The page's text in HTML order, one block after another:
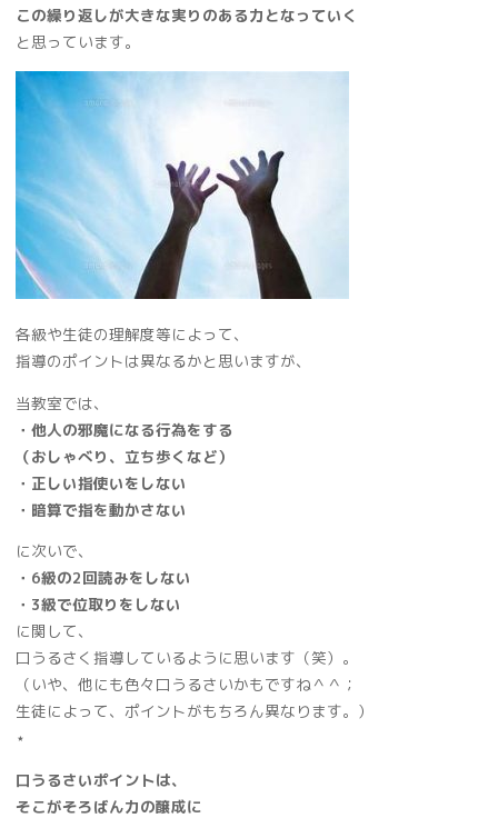
この繰り返しが大きな実りのある力となっていく
と思っています。
各級や生徒の理解度等によって、
指導のポイントは異なるかと思いますが、
当教室では、
・他人の邪魔になる行為をする
（おしゃべり、立ち歩くなど）
・正しい指使いをしない
・暗算で指を動かさない
に次いで、
・6級の2回読みをしない
・3級で位取りをしない
に関して、
口うるさく指導しているように思います（笑）。
（いや、他にも色々口うるさいかもですね＾＾；
生徒によって、ポイントがもちろん異なります。）
⋆
口うるさいポイントは、
そこがそろばん力の醸成に